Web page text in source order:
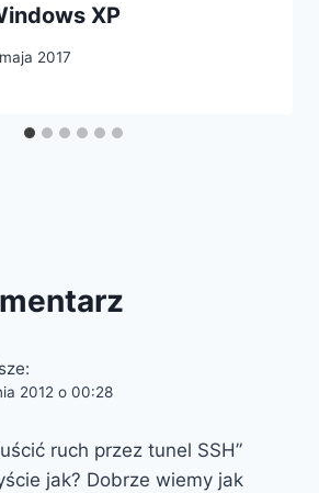
XP
2017
2012 o 00:28
ruch przez tunel SSH”
jak? Dobrze wiemy jak